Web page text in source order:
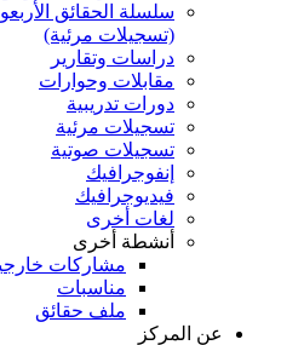
سلسلة الحقائق
(تسجيلات مرئية)
دراسات وتقارير
مقابلات وحوارات
دورات تدريبية
تسجيلات مرئية
تسجيلات صوتية
إنفوجرافيك
فيديوجرافيك
لغات أخرى
أنشطة أخرى
مشاركات
مناسبات
ملف حقائق
عن المركز